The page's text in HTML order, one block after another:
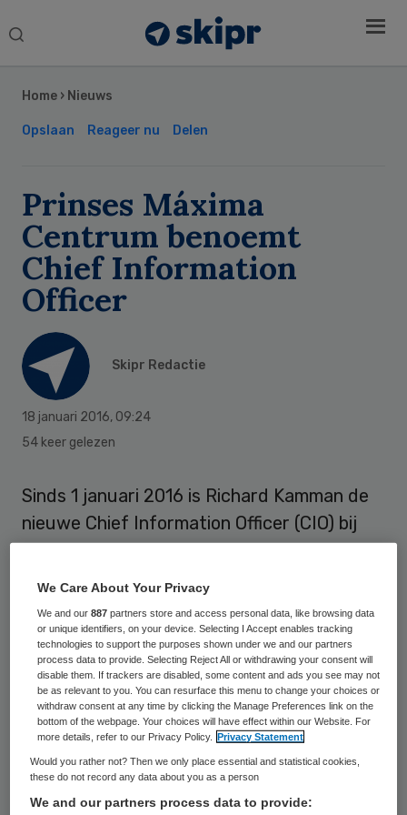
Search
Home › Nieuws
Opslaan Reageer nu Delen
Prinses Máxima
Centrum benoemt
Chief Information
Officer
Skipr Redactie
18 januari 2016, 09:24
54 keer gelezen
Sinds 1 januari 2016 is Richard Kamman de
nieuwe Chief Information Officer (CIO) bij
het Prinses Máxima Centrum voor
kinderoncologie in Utrecht. Hij wordt
verantwoordelijk voor de uitbouw van de
gehele ICT-omgeving van het nieuw te
bouwen kinderoncologisch centrum.
Richard Kamman heeft zeer ruime ervaring
met de ontwikkeling en implementatie van
informatietechnologie in de
gezondheidszorg. Hij was werkzaam in het
Sidebar
We Care About Your Privacy
We and our887 partners store and access personal data, like browsing data
or unique identifiers, on your device. Selecting I Accept enables tracking
technologies to support the purposes shown under we and our partners
process data to provide. Selecting Reject All or withdrawing your consent will
disable them. If trackers are disabled, some content and ads you see may not
be as relevant to you. You can resurface this menu to change your choices or
withdraw consent at any time by clicking the Manage Preferences link on the
bottom of the webpage. Your choices will have effect within our Website. For
more details, refer to our Privacy Policy.
Privacy Statement
Would you rather not? Then we only place essential and statistical cookies,
these do not record any data about you as a person
We and our partners process data to provide: